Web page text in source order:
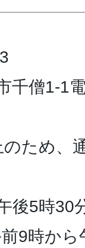
千僧1-1
ため、
後5時30
9時か